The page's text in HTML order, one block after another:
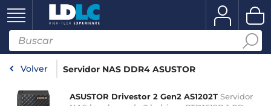
Volver Servidor NAS DDR4 ASUSTOR
ASUSTOR Drivestor 2 Gen2 AS1202T Servidor